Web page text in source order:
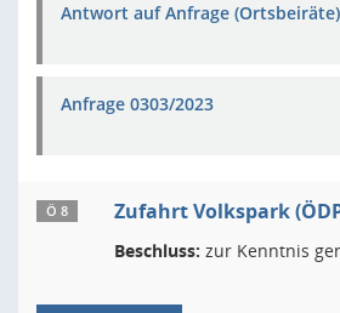
Antwort auf Anfrage (Ortsbeiräte)
Anfrage 0303/2023
Ö 8 Zufahrt Volkspark
Beschluss: zur Kenntnis